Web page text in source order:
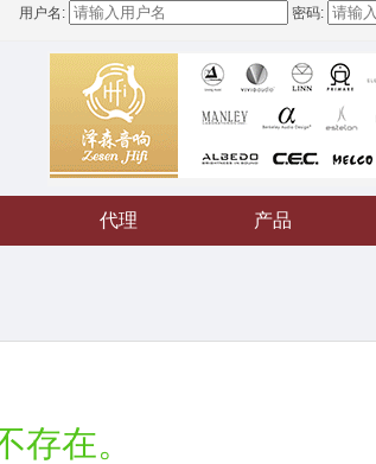
用户名: 密码:
代理 产品
存在。